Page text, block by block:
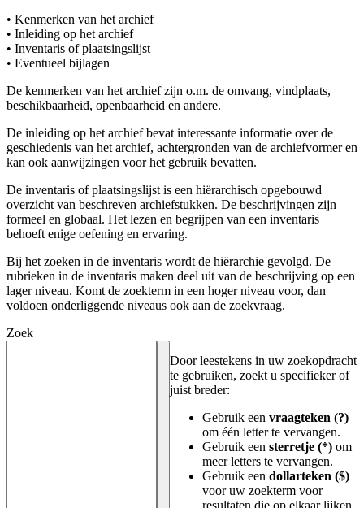
• Kenmerken van het archief
• Inleiding op het archief
• Inventaris of plaatsingslijst
• Eventueel bijlagen
De kenmerken van het archief zijn o.m. de omvang, vindplaats,
beschikbaarheid, openbaarheid en andere.
De inleiding op het archief bevat interessante informatie over de
geschiedenis van het archief, achtergronden van de archiefvormer en
kan ook aanwijzingen voor het gebruik bevatten.
De inventaris of plaatsingslijst is een hiërarchisch opgebouwd
overzicht van beschreven archiefstukken. De beschrijvingen zijn
formeel en globaal. Het lezen en begrijpen van een inventaris
behoeft enige oefening en ervaring.
Bij het zoeken in de inventaris wordt de hiërarchie gevolgd. De
rubrieken in de inventaris maken deel uit van de beschrijving op een
lager niveau. Komt de zoekterm in een hoger niveau voor, dan
voldoen onderliggende niveaus ook aan de zoekvraag.
Zoek
Door leestekens in uw zoekopdracht
te gebruiken, zoekt u specifieker of
juist breder:
Gebruik een vraagteken (?)
om één letter te vervangen.
Gebruik een sterretje (*) om
meer letters te vervangen.
Gebruik een dollarteken ($)
voor uw zoekterm voor